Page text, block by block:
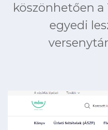
köszönhetően
egyedi